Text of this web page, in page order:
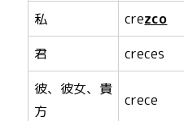
私
crezco
君
creces
彼、彼女、貴
方
crece